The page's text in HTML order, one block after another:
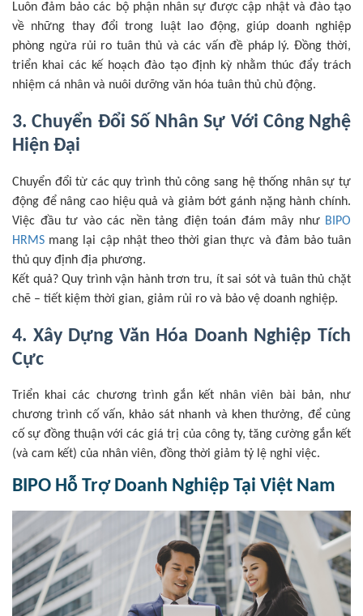
Luôn đảm bảo các bộ phận nhân sự được cập nhật và đào tạo
về những thay đổi trong luật lao động, giúp doanh nghiệp
phòng ngừa rủi ro tuân thủ và các vấn đề pháp lý. Đồng thời,
triển khai các kế hoạch đào tạo định kỳ nhằm thúc đẩy trách
nhiệm cá nhân và nuôi dưỡng văn hóa tuân thủ chủ động.
3. Chuyển Đổi Số Nhân Sự Với Công Nghệ
Hiện Đại
Chuyển đổi từ các quy trình thủ công sang hệ thống nhân sự tự
động để nâng cao hiệu quả và giảm bớt gánh nặng hành chính.
Việc đầu tư vào các nền tảng điện toán đám mây như BIPO
HRMS mang lại cập nhật theo thời gian thực và đảm bảo tuân
thủ quy định địa phương.
Kết quả? Quy trình vận hành trơn tru, ít sai sót và tuân thủ chặt
chẽ – tiết kiệm thời gian, giảm rủi ro và bảo vệ doanh nghiệp.
4. Xây Dựng Văn Hóa Doanh Nghiệp Tích
Cực
Triển khai các chương trình gắn kết nhân viên bài bản, như
chương trình cố vấn, khảo sát nhanh và khen thưởng, để củng
cố sự đồng thuận với các giá trị của công ty, tăng cường gắn kết
(và cam kết) của nhân viên, đồng thời giảm tỷ lệ nghỉ việc.
BIPO Hỗ Trợ Doanh Nghiệp Tại Việt Nam